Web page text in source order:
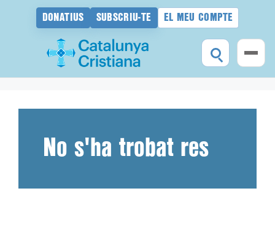
DONATIUS SUBSCRIU-TE EL MEU COMPTE
No s'ha trobat res